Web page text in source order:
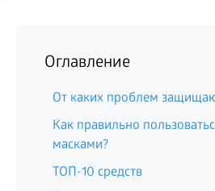
Оглавление
От каких проблем
Как правильно
масками?
ТОП-10 средств